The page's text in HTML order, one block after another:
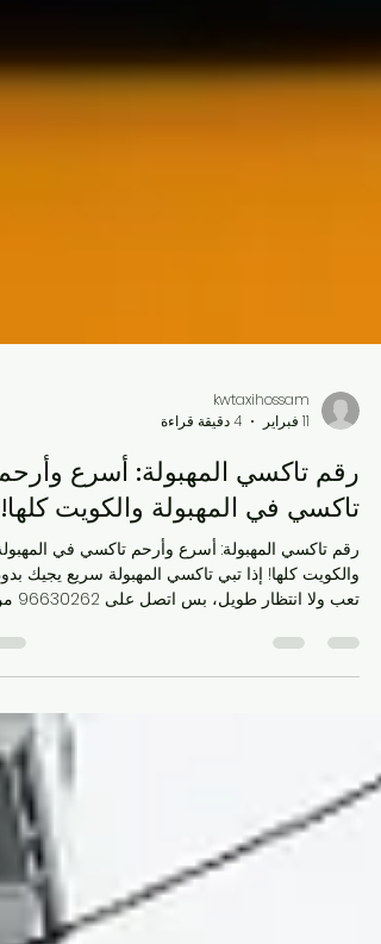
kwtaxihossam
4 دقيقة قراءة
رقم تاكسي المهبولة: أسرع
تاكسي في المهبولة والكويت كلها!
والكويت كلها! إذا تبي تاكسي المهبولة سريع
تعب ولا انتظار
خدمة 24 ساعة، سيارات نظيفة مكيفة، سايقين
يعرفون كل زاوية بالمهبولة ومحافظة الأحمدي. سواء
مشوار للمطار، توصيل مدرسة، أو بس طلعة سريعة
للسوق، نحن جاهزين لك يوميًا بدون إجازة. سهلة
وسريعة، وأسعارنا حلوة ما تكسر الخاطر! ما هو
المهبولة؟ تاكسي المهبولة هو خدمة سيارات أجرة مو